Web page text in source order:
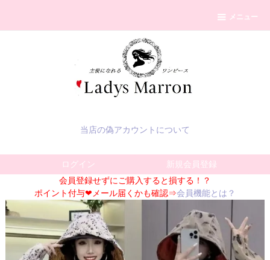
メニュー
当店の偽アカウントについて
ログイン
新規会員登録
会員登録せずにご購入すると損する！？
ポイント付与❤メール届くかも確認⇒会員機能とは？